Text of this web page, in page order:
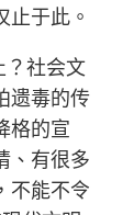
止于此。
？社会文
遗毒的传
格的宣
、有很多
不能不令